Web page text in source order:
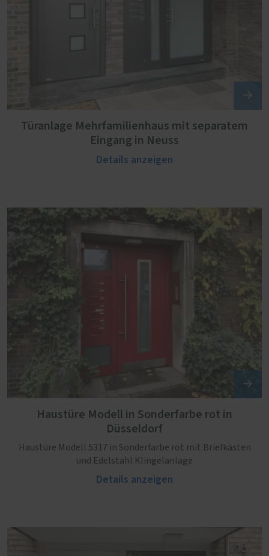
Türanlage Mehrfamilienhaus mit separatem
Eingang in Neuss
Details anzeigen
Haustüre Modell in Sonderfarbe rot in
Düsseldorf
Haustüre Modell 5317 in Sonderfarbe rot mit Briefkästen
und Edelstahl Klingelanlage
Details anzeigen